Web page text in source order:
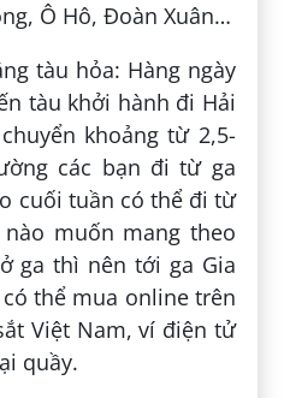
Ô Hô, Đoàn Xuân…
hỏa: Hàng ngày
tàu khởi hành đi Hải
khoảng từ 2,5-
các bạn đi từ ga
cuối tuần có thể đi từ
muốn mang theo
ga thì nên tới ga Gia
thể mua online trên
Việt Nam, ví điện tử
quầy.